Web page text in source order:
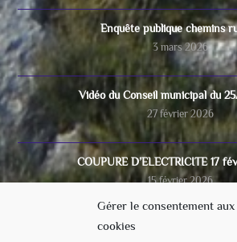
Gérer le consentement aux
cookies
Enquête publique chemins
3 mars 2026
Vidéo du Conseil municipal du
27 février 2026
COUPURE D’ELECTRICITE 17
15 février 2026
Video du conseil municipal du